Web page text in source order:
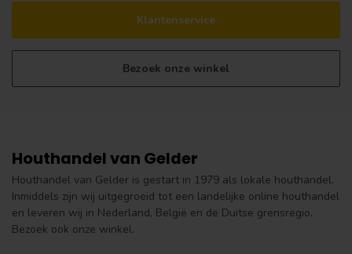
Klantenservice
Bezoek onze winkel
Houthandel van Gelder
Houthandel van Gelder is gestart in 1979 als lokale houthandel.
Inmiddels zijn wij uitgegroeid tot een landelijke online houthandel
en leveren wij in Nederland, België en de Duitse grensregio.
Bezoek ook onze winkel.